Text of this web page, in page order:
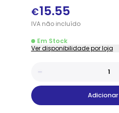
€15.55
IVAnãoincluído
Em Stock
Ver disponibilidade por loja
Adicionar